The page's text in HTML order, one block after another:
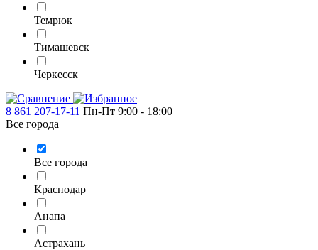
Темрюк
Тимашевск
Черкесск
8 861 207-17-11 Пн-Пт 9:00 - 18:00
Все города
Все города
Краснодар
Анапа
Астрахань